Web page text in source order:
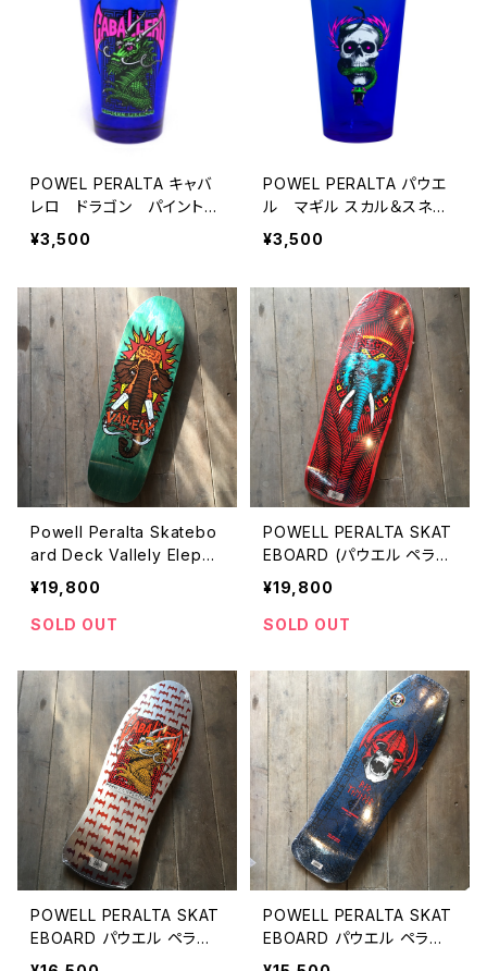
POWEL PERALTA キャバ
レロ ドラゴン パイントグ
ラス ブラックライト
¥3,500
POWEL PERALTA パウエ
ル マギル スカル＆スネー
ク パイントグラス ブラック
ライト
¥3,500
Powell Peralta Skatebo
ard Deck Vallely Elepha
nt The New Deal1991
パウエルペラルタ スケー
トボード バレリー エレフ
クバレリー
¥19,800
SOLD OUT
POWELL PERALTA SKAT
EBOARD (パウエル ペラル
タ スケートボード VALLE
LY ELEPHANT バレリー
エレファント マイクバレリ
¥19,800
SOLD OUT
POWELL PERALTA SKAT
EBOARD パウエル ペラル
タ スケートボードCABALLE
POWELL PERALTA SKAT
EBOARD パウエル ペラル
タ スケートボード WELIND